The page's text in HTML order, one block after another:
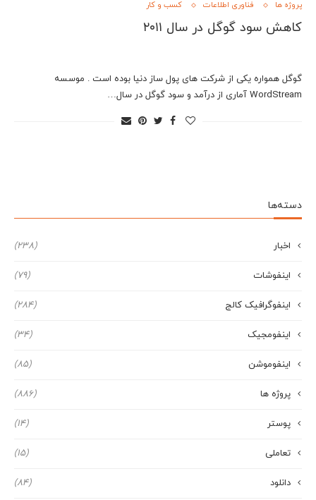
پروژه ها فناوری اطلاعات کسب و کار
کاهش سود گوگل در سال ۲۰۱۱
گوگل همواره یکی از شرکت های پول ساز دنیا بوده است . موسسه
WordStream آماری از درآمد و سود گوگل در سال…
دسته‌ها
اخبار (238)
اینفوشات (79)
اینفوگرافیک کالج (284)
اینفومجیک (34)
اینفوموشن (85)
پروژه ها (886)
پوستر (14)
تعاملی (15)
دانلود (84)